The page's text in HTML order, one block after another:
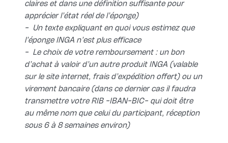
claires et dans une définition suffisante pour
apprécier l’état réel de l’éponge)
- Un texte expliquant en quoi vous estimez que
l’éponge INGA n’est plus efficace
- Le choix de votre remboursement : un bon
d’achat à valoir d’un autre produit INGA (valable
sur le site internet, frais d’expédition offert) ou un
virement bancaire (dans ce dernier cas il faudra
transmettre votre RIB -IBAN-BIC- qui doit être
au même nom que celui du participant, réception
sous 6 à 8 semaines environ)